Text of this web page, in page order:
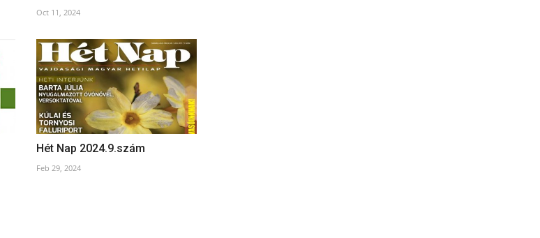
Oct 11, 2024
Hét Nap 2024.9.szám
Feb 29, 2024